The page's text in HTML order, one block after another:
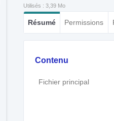
Utilisés : 3,39 Mo
Résumé Permissions
Contenu
Fichier principal